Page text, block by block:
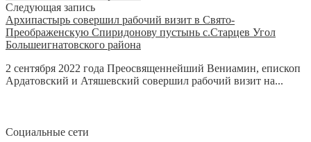
Следующая запись
Архипастырь совершил рабочий визит в Свято-
Преображенскую Спиридонову пустынь с.Старцев Угол
Большеигнатовского района
2 сентября 2022 года Преосвященнейший Вениамин, епископ
Ардатовский и Атяшевский совершил рабочий визит на...
Социальные сети